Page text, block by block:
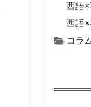
西語
西語
コラ